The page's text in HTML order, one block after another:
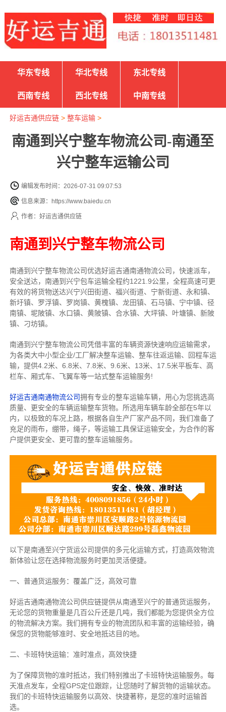
华东专线 华北专线 东北专线
西南专线 西北专线 中南专线
好运吉通供应链> 整车运输>
南通到兴宁整车物流公司-南通至
兴宁整车运输公司
编辑发布时间：2026-07-31 09:07:53
信息来源：https://www.baiedu.cn
作者：好运吉通供应链
南通到兴宁整车物流公司
南通到兴宁整车物流公司优选好运吉通南通物流公司，快速派车，
安全送达，南通到兴宁包车运输全程约1221.9公里，全程高速可更
有效的将货物送达兴宁兴田街道、福兴街道、宁新街道、永和镇、
新圩镇、罗浮镇、罗岗镇、黄槐镇、龙田镇、石马镇、宁中镇、径
南镇、坭陂镇、水口镇、黄陂镇、合水镇、大坪镇、叶塘镇、新陂
镇、刁坊镇。
南通到兴宁整车物流公司凭借丰富的车辆资源快速响应运输需求，
为各类大中小型企业/工厂解决整车运输、整车往返运输、回程车运
输， 提供4.2米、6.8米、7.8米、9.6米、13米、17.5米平板车、高
栏车、厢式车、飞翼车等一站式整车运输服务!
好运吉通南通物流公司拥有专业的整车运输车辆，用心为您挑选高
质量、更安全的车辆运输整车货物。所选用车辆车龄全部在5年以
内，以极致的车况上路，根据各自生产厂家产品不同，我们准备了
充足的雨布，绷带，绳子，等运输工具保证运输安全，为合作的客
户提供更安全、更可靠的整车运输服务。
以下是南通至兴宁货运公司提供的多元化运输方式，打造高效物流
新体验让您在选择物流服务时更加灵活便捷。
一、普通货运服务：覆盖广泛，高效可靠
好运吉通南通物流公司供应链提供从南通至兴宁的普通货运服务，
无论您的货物重量是几百公斤还是几吨，我们都能为您提供全方位
的物流解决方案。我们拥有专业的物流团队和丰富的运输经验，确
保您的货物能够准时、安全地抵达目的地。
二、卡班特快运输：准时准点，高效快捷
为了保障货物的准时抵达，我们特别推出了卡班特快运输服务。每
天准点发车，全程GPS定位跟踪，让您随时了解货物的运输状态。
我们的卡班特快运输服务以高效、快捷著称，是您的准时运输首
选。